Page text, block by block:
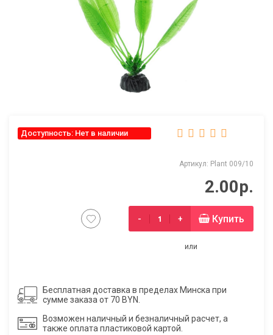
Доступность: Нет в наличии
Артикул: Plant 009/10
2.00р.
- + Купить
или
Бесплатная доставка в пределах Минска при
сумме заказа от 70 BYN.
Возможен наличный и безналичный расчет, а
также оплата пластиковой картой.